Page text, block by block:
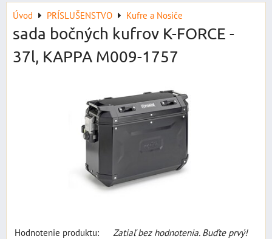
Úvod PRÍSLUŠENSTVO Kufre a Nosiče
sada bočných kufrov K-FORCE -
37l, KAPPA M009-1757
Hodnotenie produktu:
Zatiaľ bez hodnotenia. Buďte prvý!